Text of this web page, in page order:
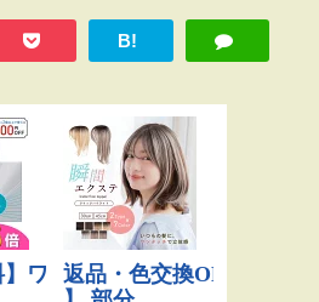
B!